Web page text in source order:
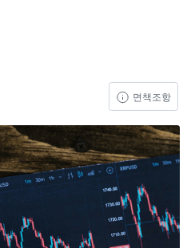
면책조항